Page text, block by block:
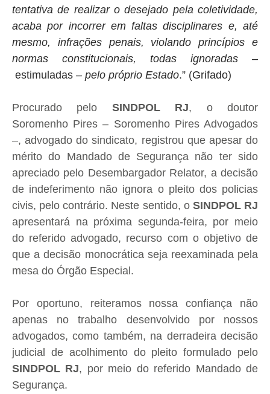
tentativa de realizar o desejado pela coletividade,
acaba por incorrer em faltas disciplinares e, até
mesmo, infrações penais, violando princípios e
normas constitucionais, todas ignoradas –
estimuladas – pelo próprio Estado.” (Grifado)
Procurado pelo SINDPOL RJ, o doutor
Soromenho Pires – Soromenho Pires Advogados
–, advogado do sindicato, registrou que apesar do
mérito do Mandado de Segurança não ter sido
apreciado pelo Desembargador Relator, a decisão
de indeferimento não ignora o pleito dos policias
civis, pelo contrário. Neste sentido, o SINDPOL RJ
apresentará na próxima segunda-feira, por meio
do referido advogado, recurso com o objetivo de
que a decisão monocrática seja reexaminada pela
mesa do Órgão Especial.
Por oportuno, reiteramos nossa confiança não
apenas no trabalho desenvolvido por nossos
advogados, como também, na derradeira decisão
judicial de acolhimento do pleito formulado pelo
SINDPOL RJ, por meio do referido Mandado de
Segurança.